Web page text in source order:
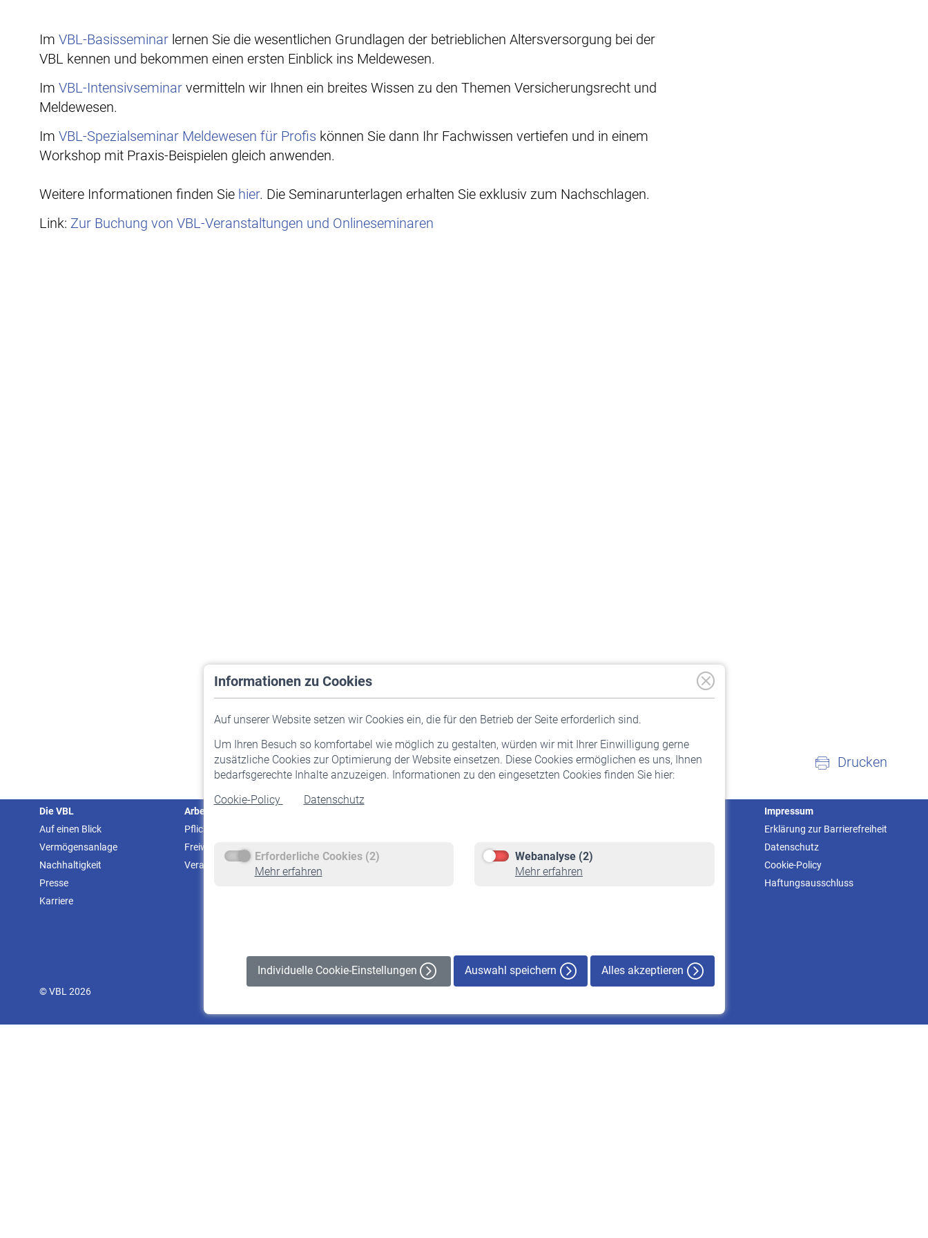
Im VBL-Basisseminar lernen Sie die wesentlichen Grundlagen der betrieblichen Altersversorgung bei der
VBL kennen und bekommen einen ersten Einblick ins Meldewesen.
Im VBL-Intensivseminar vermitteln wir Ihnen ein breites Wissen zu den Themen Versicherungsrecht und
Meldewesen.
Im VBL-Spezialseminar Meldewesen für Profis können Sie dann Ihr Fachwissen vertiefen und in einem
Workshop mit Praxis-Beispielen gleich anwenden.
Weitere Informationen finden Sie hier. Die Seminarunterlagen erhalten Sie exklusiv zum Nachschlagen.
Link: Zur Buchung von VBL-Veranstaltungen und Onlineseminaren
Informationen zu Cookies
Auf unserer Website setzen wir Cookies ein, die für den Betrieb der Seite erforderlich sind.
Um Ihren Besuch so komfortabel wie möglich zu gestalten, würden wir mit Ihrer Einwilligung gerne
zusätzliche Cookies zur Optimierung der Website einsetzen. Diese Cookies ermöglichen es uns, Ihnen
bedarfsgerechte Inhalte anzuzeigen. Informationen zu den eingesetzten Cookies finden Sie hier:
Cookie-Policy
Datenschutz
Erforderliche Cookies (2)
Mehr erfahren
Webanalyse (2)
Mehr erfahren
Individuelle Cookie-Einstellungen Auswahl speichern Alles akzeptieren
Drucken
Die VBL
Auf einen Blick
Vermögensanlage
Nachhaltigkeit
Presse
Karriere
Arbeitgeber
Pflichtversicherung
Freiwillige Versicherung
Veranstaltungen
Staatliche Förderung
Rente beantragen
Rentenauszahlung
Impressum
Erklärung zur Barrierefreiheit
Datenschutz
Cookie-Policy
Haftungsausschluss
© VBL 2026